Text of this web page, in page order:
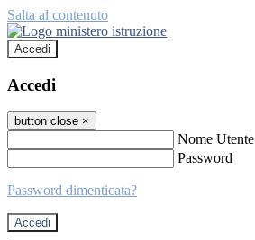
Salta al contenuto
Accedi
Accedi
button close ×
Nome Utente
Password
Password dimenticata?